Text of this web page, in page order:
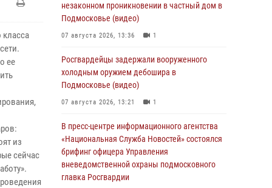
класса
ее
из
сейчас
незаконном проникновении в частный дом в
Подмосковье (видео)
07 августа 2026, 13:36 1
Росгвардейцы задержали вооруженного
холодным оружием дебошира в
Подмосковье (видео)
07 августа 2026, 13:21 1
В пресс-центре информационного агентства
«Национальная Служба Новостей» состоялся
брифинг офицера Управления
вневедомственной охраны подмосковного
главка Росгвардии